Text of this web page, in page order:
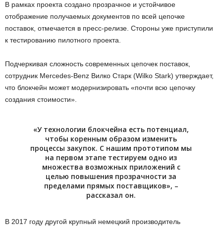
В рамках проекта создано прозрачное и устойчивое
отображение получаемых документов по всей цепочке
поставок, отмечается в пресс-релизе. Стороны уже приступили
к тестированию пилотного проекта.
Подчеркивая сложность современных цепочек поставок,
сотрудник Mercedes-Benz Вилко Старк (Wilko Stark) утверждает,
что блокчейн может модернизировать «почти всю цепочку
создания стоимости».
«У технологии блокчейна есть потенциал,
чтобы коренным образом изменить
процессы закупок. С нашим прототипом мы
на первом этапе тестируем одно из
множества возможных приложений с
целью повышения прозрачности за
пределами прямых поставщиков», –
рассказал он.
В 2017 году другой крупный немецкий производитель